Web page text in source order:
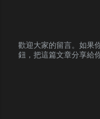
P
歡迎大家的留言。如果
鈕，把這篇文章分享給